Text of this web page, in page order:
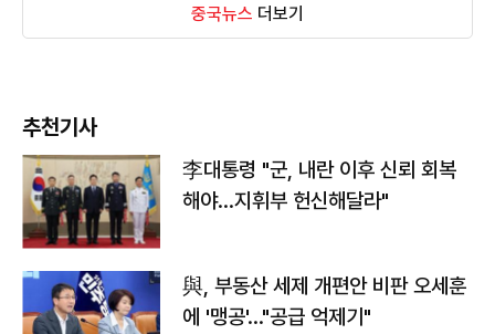
중국뉴스 더보기
추천기사
李대통령 "군, 내란 이후 신뢰 회복
해야…지휘부 헌신해달라"
與, 부동산 세제 개편안 비판 오세훈
에 '맹공'…"공급 억제기"